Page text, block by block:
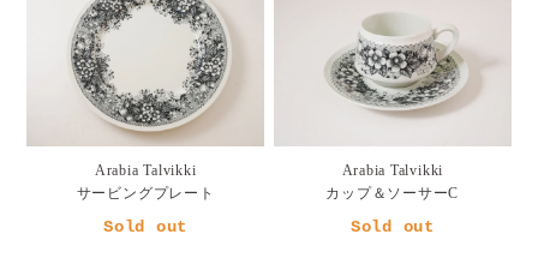
Arabia Talvikki
サービングプレート
Sold out
Arabia Talvikki
カップ＆ソーサーC
Sold out